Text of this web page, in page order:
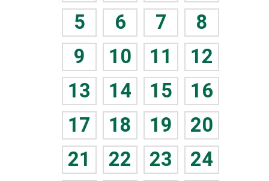
5
6 7
8
9
10 11
12
13
14 15
16
17
18 19
20
21
22 23
24